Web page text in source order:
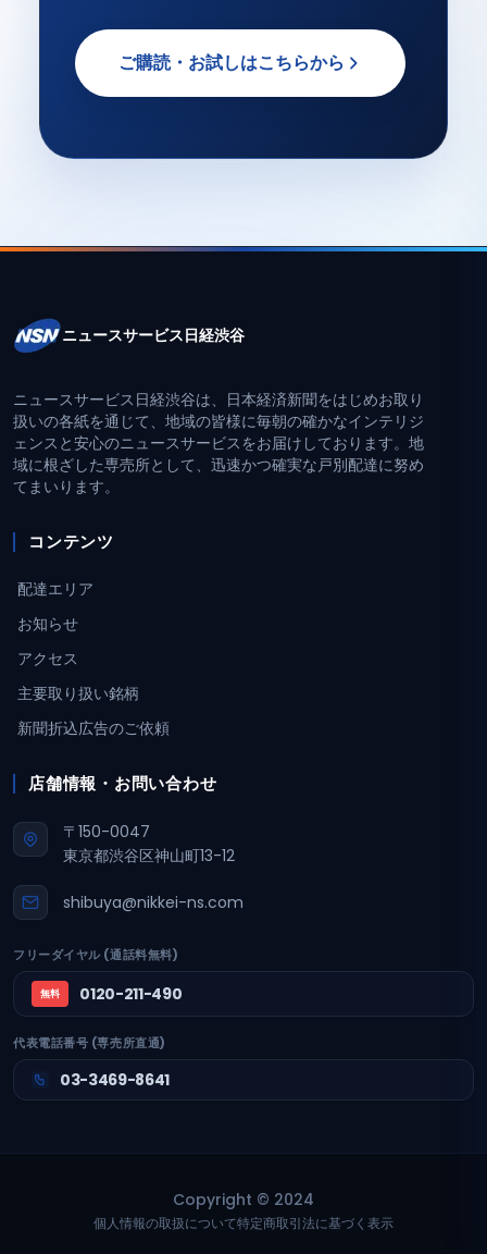
ご購読・お試しはこちらから
ニュースサービス日経渋谷
ニュースサービス日経渋谷は、日本経済新聞をはじめお取り
扱いの各紙を通じて、地域の皆様に毎朝の確かなインテリジ
ェンスと安心のニュースサービスをお届けしております。地
域に根ざした専売所として、迅速かつ確実な戸別配達に努め
てまいります。
コンテンツ
配達エリア
お知らせ
アクセス
主要取り扱い銘柄
新聞折込広告のご依頼
店舗情報・お問い合わせ
〒150-0047
東京都渋谷区神山町13-12
shibuya@nikkei-ns.com
フリーダイヤル (通話料無料)
無料 0120-211-490
代表電話番号 (専売所直通)
03-3469-8641
Copyright © 2024
個人情報の取扱について特定商取引法に基づく表示